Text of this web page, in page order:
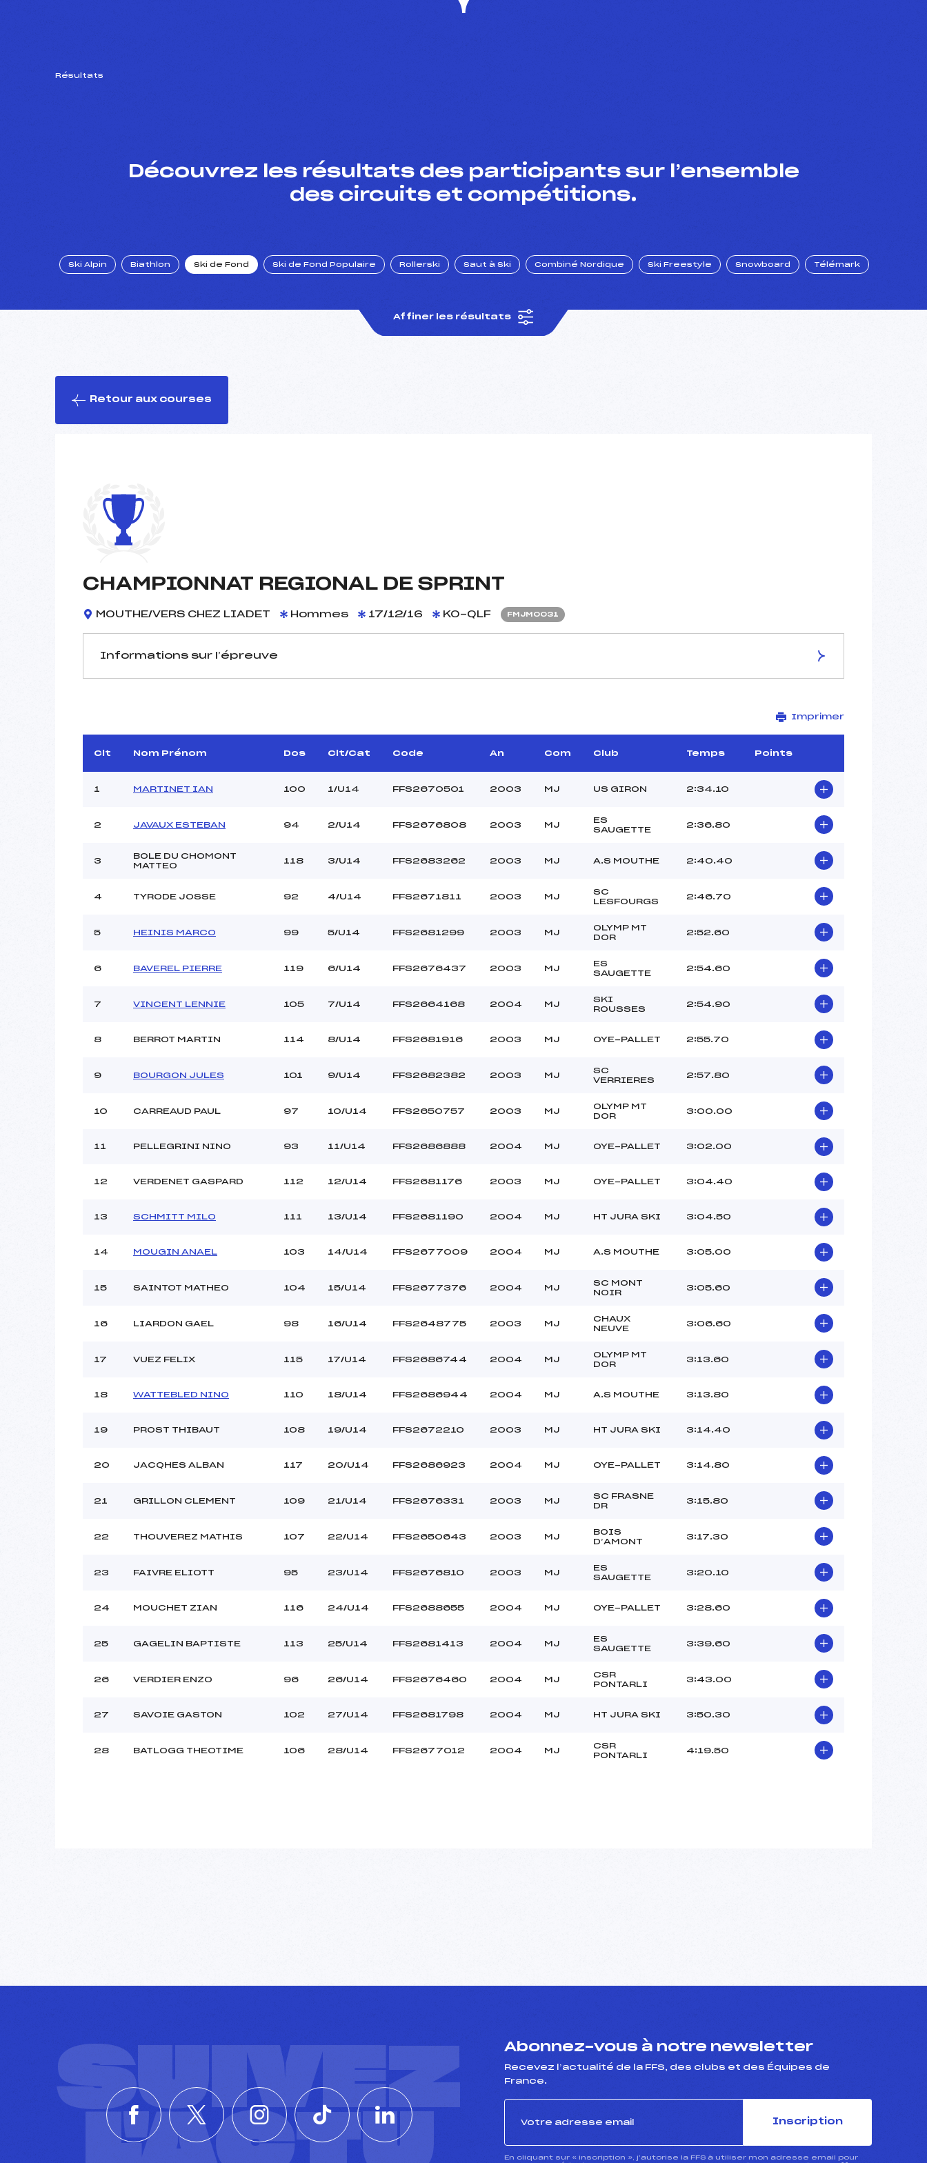
Résultats
Découvrez les résultats des participants sur l’ensemble
des circuits et compétitions.
Ski Alpin Biathlon Ski de Fond Ski de Fond Populaire Rollerski Saut à Ski Combiné Nordique Ski Freestyle Snowboard Télémark
Affiner les résultats
Retour aux courses
CHAMPIONNAT REGIONAL DE SPRINT
MOUTHE/VERS CHEZ LIADET Hommes 17/12/16 KO-QLF FMJM0031
Informations sur l’épreuve
D.T Adjoint :
–
Dir. Epreuve :
ARDIET NICOLAS (MJ)
Stade de la Côte Feuillée
Distance :
1.1 km
Point Haut :
Pénalité appliquée :
–
Imprimer
Clt Nom Prénom Dos Clt/Cat Code An Com Club Temps Points
1 MARTINET IAN 100 1/U14 FFS2670501 2003 MJ US GIRON 2:34.10
2 JAVAUX ESTEBAN 94 2/U14 FFS2676808 2003 MJ
ES
SAUGETTE
2:36.80
3
BOLE DU CHOMONT
MATTEO
118 3/U14 FFS2683262 2003 MJ A.S MOUTHE 2:40.40
4 TYRODE JOSSE 92 4/U14 FFS2671811 2003 MJ
SC
LESFOURGS
2:46.70
5 HEINIS MARCO 99 5/U14 FFS2681299 2003 MJ
OLYMP MT
DOR
2:52.60
6 BAVEREL PIERRE 119 6/U14 FFS2676437 2003 MJ
ES
SAUGETTE
2:54.60
7 VINCENT LENNIE 105 7/U14 FFS2664168 2004 MJ
SKI
ROUSSES
2:54.90
8 BERROT MARTIN 114 8/U14 FFS2681916 2003 MJ OYE-PALLET 2:55.70
9 BOURGON JULES 101 9/U14 FFS2682382 2003 MJ
SC
VERRIERES
2:57.80
10 CARREAUD PAUL 97 10/U14 FFS2650757 2003 MJ
OLYMP MT
DOR
3:00.00
11 PELLEGRINI NINO 93 11/U14 FFS2686888 2004 MJ OYE-PALLET 3:02.00
12 VERDENET GASPARD 112 12/U14 FFS2681176 2003 MJ OYE-PALLET 3:04.40
13 SCHMITT MILO 111 13/U14 FFS2681190 2004 MJ HT JURA SKI 3:04.50
14 MOUGIN ANAEL 103 14/U14 FFS2677009 2004 MJ A.S MOUTHE 3:05.00
15 SAINTOT MATHEO 104 15/U14 FFS2677376 2004 MJ
SC MONT
NOIR
3:05.60
16 LIARDON GAEL 98 16/U14 FFS2648775 2003 MJ
CHAUX
NEUVE
3:06.60
17 VUEZ FELIX 115 17/U14 FFS2686744 2004 MJ
OLYMP MT
DOR
3:13.60
18 WATTEBLED NINO 110 18/U14 FFS2686944 2004 MJ A.S MOUTHE 3:13.80
19 PROST THIBAUT 108 19/U14 FFS2672210 2003 MJ HT JURA SKI 3:14.40
20 JACQHES ALBAN 117 20/U14 FFS2686923 2004 MJ OYE-PALLET 3:14.80
21 GRILLON CLEMENT 109 21/U14 FFS2676331 2003 MJ
SC FRASNE
DR
3:15.80
22 THOUVEREZ MATHIS 107 22/U14 FFS2650643 2003 MJ
BOIS
D’AMONT
3:17.30
23 FAIVRE ELIOTT 95 23/U14 FFS2676810 2003 MJ
ES
SAUGETTE
3:20.10
24 MOUCHET ZIAN 116 24/U14 FFS2688655 2004 MJ OYE-PALLET 3:28.60
25 GAGELIN BAPTISTE 113 25/U14 FFS2681413 2004 MJ
ES
SAUGETTE
3:39.60
26 VERDIER ENZO 96 26/U14 FFS2676460 2004 MJ
CSR
PONTARLI
3:43.00
27 SAVOIE GASTON 102 27/U14 FFS2681798 2004 MJ HT JURA SKI 3:50.30
28 BATLOGG THEOTIME 106 28/U14 FFS2677012 2004 MJ
CSR
PONTARLI
4:19.50
SUIVEZ Abonnez-vous à notre newsletter
Recevez l’actualité de la FFS, des clubs et des Équipes de
France.
Inscription
En cliquant sur « inscription », j’autorise la FFS à utiliser mon adresse email pour